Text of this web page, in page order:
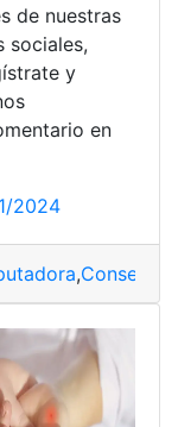
de nuestras
sociales,
y
en
2024
,Consejos